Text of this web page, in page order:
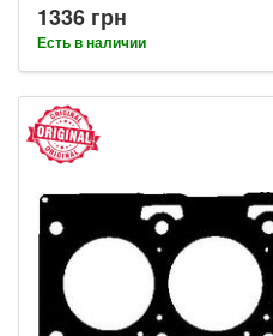
1336 грн
Есть в наличии